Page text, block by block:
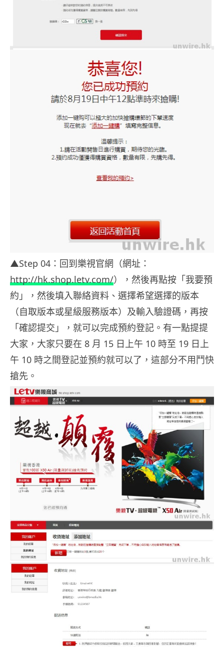
▲Step 04：回到樂視官網（網址：
http://hk.shop.letv.com/），然後再點按「我要預
約」，然後填入聯絡資料、選擇希望選擇的版本
（自取版本或星級服務版本）及輸入驗證碼，再按
「確認提交」，就可以完成預約登記。有一點提提
大家，大家只要在 8 月 15 日上午 10 時至 19 日上
午 10 時之間登記並預約就可以了，這部分不用鬥快
搶先。